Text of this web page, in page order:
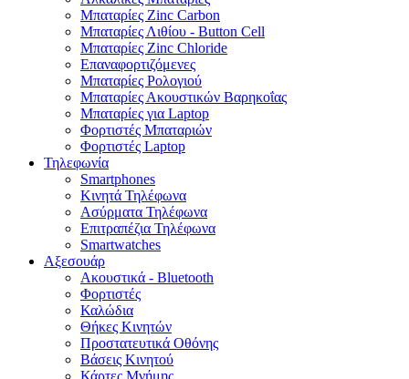
Μπαταρίες Zinc Carbon
Μπαταρίες Λιθίου - Button Cell
Μπαταρίες Zinc Chloride
Επαναφορτιζόμενες
Μπαταρίες Ρολογιού
Μπαταρίες Ακουστικών Βαρηκοΐας
Μπαταρίες για Laptop
Φορτιστές Μπαταριών
Φορτιστές Laptop
Τηλεφωνία
Smartphones
Κινητά Τηλέφωνα
Ασύρματα Τηλέφωνα
Επιτραπέζια Τηλέφωνα
Smartwatches
Αξεσουάρ
Ακουστικά - Bluetooth
Φορτιστές
Καλώδια
Θήκες Κινητών
Προστατευτικά Οθόνης
Βάσεις Κινητού
Κάρτες Μνήμης